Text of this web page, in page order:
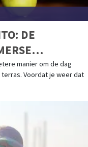
DE
manier om de dag
Voordat je weer dat